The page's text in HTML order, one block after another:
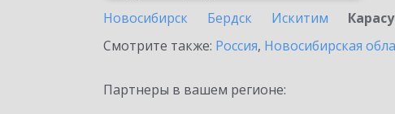
Новосибирск
Бердск Искитим
Смотрите также: Россия, Новосибирская
Партнеры в вашем регионе: